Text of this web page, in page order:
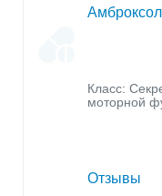
Класс:
моторной
Отзывы